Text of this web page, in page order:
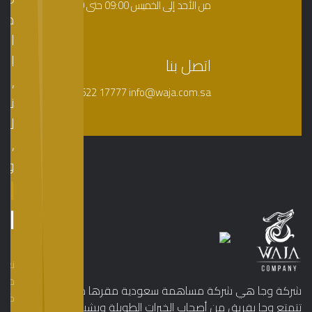
,
,
من الأحد إلى الخميس09:00حتى05:00
اتصل بنا
+966 5522 17777info@waja.com.sa
شركة وجا هي شركة مساهمة سعودية مقرها مدينة الرياض،
تتمتع وجا بفريق من أصحاب الخبرات الطويلة وبشبكة قوية من